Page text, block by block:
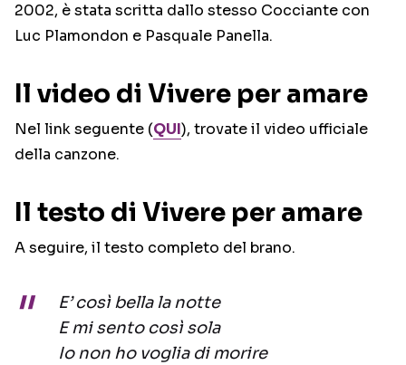
2002, è stata scritta dallo stesso Cocciante con
Luc Plamondon e Pasquale Panella.
Il video di Vivere per amare
Nel link seguente (QUI), trovate il video ufficiale
della canzone.
Il testo di Vivere per amare
A seguire, il testo completo del brano.
E’ così bella la notte
E mi sento così sola
Io non ho voglia di morire